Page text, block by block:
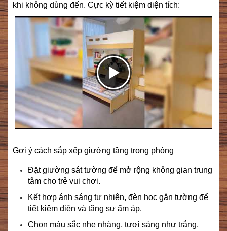
khi không dùng đến. Cực kỳ tiết kiệm diện tích:
Gợi ý cách sắp xếp giường tầng trong phòng
Đặt giường sát tường để mở rộng không gian trung
tâm cho trẻ vui chơi.
Kết hợp ánh sáng tự nhiên, đèn học gắn tường để
tiết kiệm điện và tăng sự ấm áp.
Chọn màu sắc nhẹ nhàng, tươi sáng như trắng,